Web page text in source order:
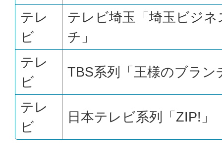
テレ
ビ
テレビ埼玉「埼玉ビジ
チ」
テレ
ビ
TBS系列「王様のブラン
テレ
ビ
日本テレビ系列「ZIP!」